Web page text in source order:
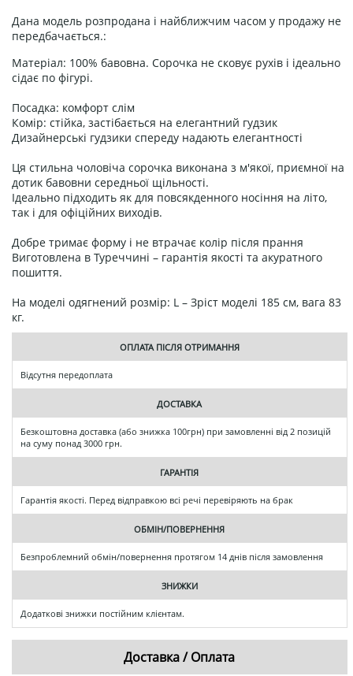
Дана модель розпродана і найближчим часом у продажу не
передбачається.:
Матеріал: 100% бавовна. Сорочка не сковує рухів і ідеально
сідає по фігурі.
Посадка: комфорт слім
Комір: стійка, застібається на елегантний гудзик
Дизайнерські гудзики спереду надають елегантності
Ця стильна чоловіча сорочка виконана з м'якої, приємної на
дотик бавовни середньої щільності.
Ідеально підходить як для повсякденного носіння на літо,
так і для офіційних виходів.
Добре тримає форму і не втрачає колір після прання
Виготовлена ​​в Туреччині – гарантія якості та акуратного
пошиття.
На моделі одягнений розмір: L – Зріст моделі 185 см, вага 83
кг.
ОПЛАТА ПІСЛЯ ОТРИМАННЯ
Відсутня передоплата
ДОСТАВКА
Безкоштовна доставка (або знижка 100грн) при замовленні від 2 позицій
на суму понад 3000 грн.
ГАРАНТІЯ
Гарантія якості. Перед відправкою всі речі перевіряють на брак
ОБМІН/ПОВЕРНЕННЯ
Безпроблемний обмін/повернення протягом 14 днів після замовлення
ЗНИЖКИ
Додаткові знижки постійним клієнтам.
Доставка / Оплата